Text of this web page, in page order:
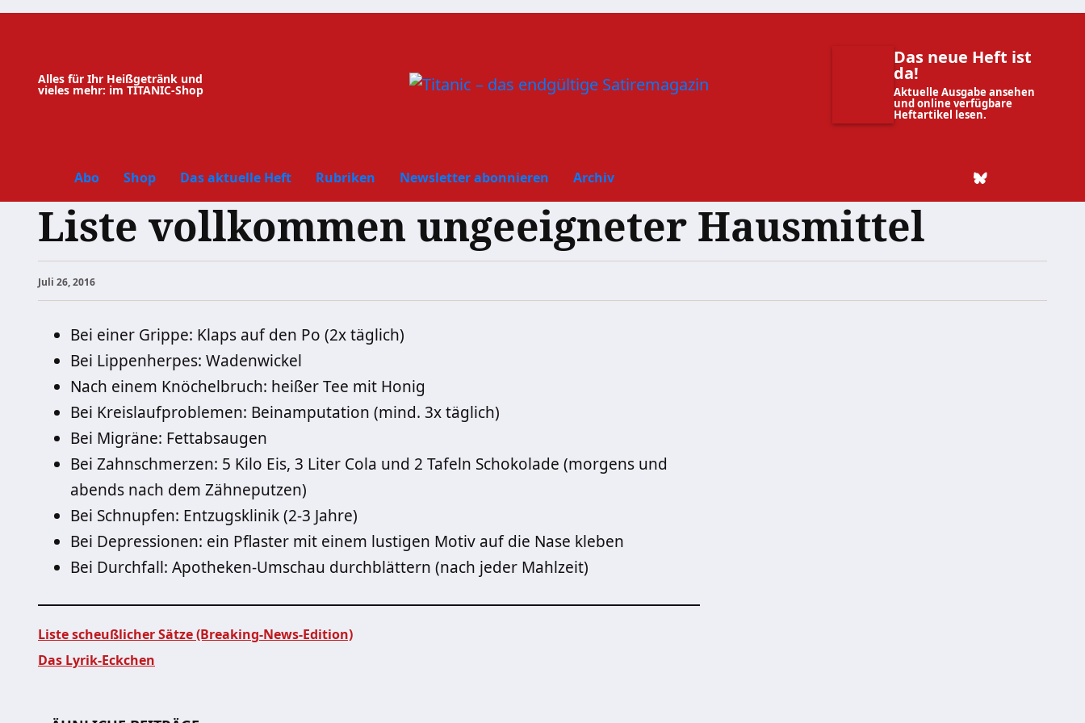
Zum
Alles für Ihr Heißgetränk und
vieles mehr: im TITANIC-Shop
Das neue Heft ist
da!
Aktuelle Ausgabe ansehen
und online verfügbare
Heftartikel lesen.
Abo Shop Das aktuelle Heft Rubriken Newsletter abonnieren Archiv
Liste vollkommen ungeeigneter Hausmittel
Juli 26, 2016
Bei einer Grippe: Klaps auf den Po (2x täglich)
Bei Lippenherpes: Wadenwickel
Nach einem Knöchelbruch: heißer Tee mit Honig
Bei Kreislaufproblemen: Beinamputation (mind. 3x täglich)
Bei Migräne: Fettabsaugen
Bei Zahnschmerzen: 5 Kilo Eis, 3 Liter Cola und 2 Tafeln Schokolade (morgens und
abends nach dem Zähneputzen)
Bei Schnupfen: Entzugsklinik (2-3 Jahre)
Bei Depressionen: ein Pflaster mit einem lustigen Motiv auf die Nase kleben
Bei Durchfall: Apotheken-Umschau durchblättern (nach jeder Mahlzeit)
Liste scheußlicher Sätze (Breaking-News-Edition)
Das Lyrik-Eckchen